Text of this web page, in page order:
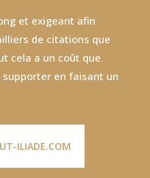
et exigeant afin
de citations que
cela a un coût que
en faisant un
ILIADE.COM